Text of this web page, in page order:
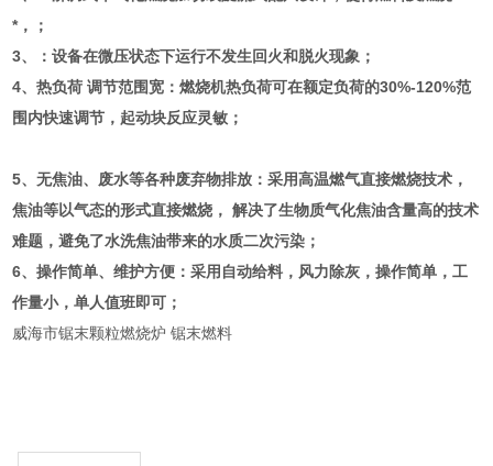
*，；
3、：设备在微压状态下运行不发生回火和脱火现象；
4、热负荷 调节范围宽：燃烧机热负荷可在额定负荷的30%-120%范
围内快速调节，起动块反应灵敏；
5、无焦油、废水等各种废弃物排放：采用高温燃气直接燃烧技术，
焦油等以气态的形式直接燃烧， 解决了生物质气化焦油含量高的技术
难题，避免了水洗焦油带来的水质二次污染；
6、操作简单、维护方便：采用自动给料，风力除灰，操作简单，工
作量小，单人值班即可；
威海市锯末颗粒燃烧炉 锯末燃料